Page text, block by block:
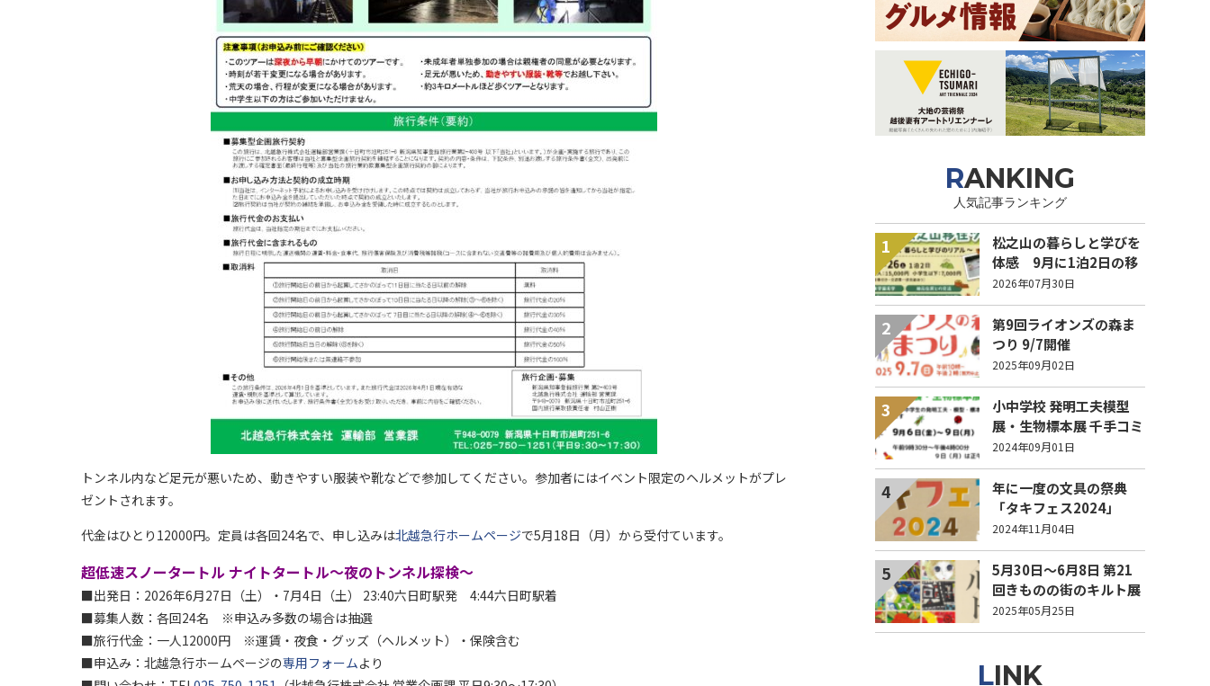
トンネル内など足元が悪いため、動きやすい服装や靴などで参加してください。参加者にはイベント限定のヘルメットがプレ
ゼントされます。
代金はひとり12000円。定員は各回24名で、申し込みは北越急行ホームページで5月18日（月）から受付ています。
超低速スノータートル ナイトタートル～夜のトンネル探検～
■出発日：2026年6月27日（土）・7月4日（土） 23:40六日町駅発 4:44六日町駅着
■募集人数：各回24名 ※申込み多数の場合は抽選
■旅行代金：一人12000円 ※運賃・夜食・グッズ（ヘルメット）・保険含む
■申込み：北越急行ホームページの専用フォームより
RANKING
人気記事ランキング
1
松之山の暮らしと学びを
体感 9月に1泊2日の移
住ツアー開催【参加家族
募集】
2026年07月30日
2
第9回ライオンズの森ま
つり 9/7開催
2025年09月02日
3
小中学校 発明工夫模型
展・生物標本展 千手コミ
センで9/6から開催
2024年09月01日
4
年に一度の文具の祭典
「タキフェス2024」
11/8・9にクロステンで
開催
2024年11月04日
5
5月30日～6月8日 第21
回きものの街のキルト展
2025年05月25日
LINK